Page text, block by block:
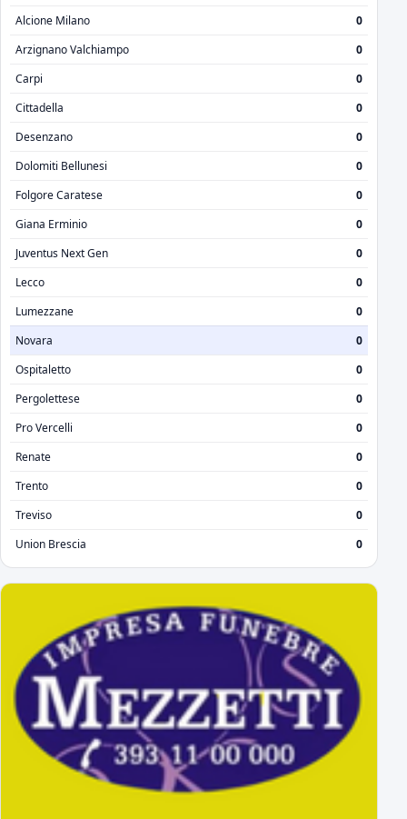
Alcione Milano
0
Arzignano Valchiampo
0
Carpi
0
Cittadella
0
Desenzano
0
Dolomiti Bellunesi
0
Folgore Caratese
0
Giana Erminio
0
Juventus Next Gen
0
Lecco
0
Lumezzane
0
Novara
0
Ospitaletto
0
Pergolettese
0
Pro Vercelli
0
Renate
0
Trento
0
Treviso
0
Union Brescia
0